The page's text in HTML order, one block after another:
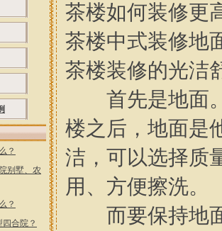
？
别墅、农
？
合院？
茶楼如何装修更
茶楼中式装修地
茶楼装修的光洁
首先是地面。
楼之后，地面是
洁，可以选择质
用、方便擦洗。
而要保持地面